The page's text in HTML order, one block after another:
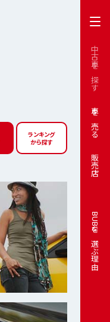
中古車を探す
車を売る
販売店
BUBUを選ぶ理由
ランキング
から探す